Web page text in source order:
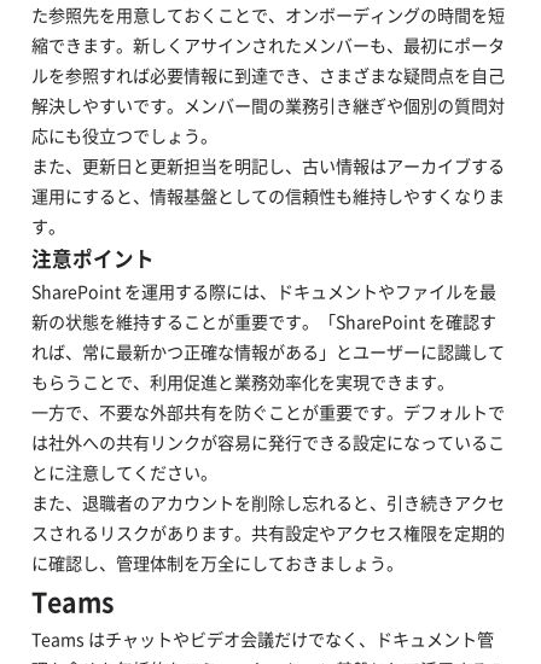
た参照先を用意しておくことで、オンボーディングの時間を短
縮できます。新しくアサインされたメンバーも、最初にポータ
ルを参照すれば必要情報に到達でき、さまざまな疑問点を自己
解決しやすいです。メンバー間の業務引き継ぎや個別の質問対
応にも役立つでしょう。
また、更新日と更新担当を明記し、古い情報はアーカイブする
運用にすると、情報基盤としての信頼性も維持しやすくなりま
す。
注意ポイント
SharePoint を運用する際には、ドキュメントやファイルを最
新の状態を維持することが重要です。「SharePoint を確認す
れば、常に最新かつ正確な情報がある」とユーザーに認識して
もらうことで、利用促進と業務効率化を実現できます。
一方で、不要な外部共有を防ぐことが重要です。デフォルトで
は社外への共有リンクが容易に発行できる設定になっているこ
とに注意してください。
また、退職者のアカウントを削除し忘れると、引き続きアクセ
スされるリスクがあります。共有設定やアクセス権限を定期的
に確認し、管理体制を万全にしておきましょう。
Teams
Teams はチャットやビデオ会議だけでなく、ドキュメント管